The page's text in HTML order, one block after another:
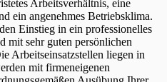
Arbeitsverhältnis, eine
ein angenehmes Betriebsklima.
Einstieg in ein professionelles
mit sehr guten persönlichen
Arbeitseinsatzstellen liegen in
mit firmeneigenen